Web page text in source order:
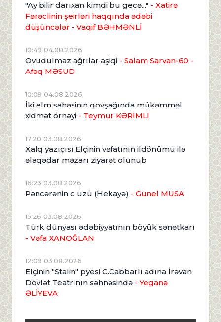
"Ay bilir darıxan kimdi bu gecə..." - Xatirə
Fərəclinin şeirləri haqqında ədəbi
düşüncələr - Vaqif BƏHMƏNLİ
10:49 04.08.2026
Ovudulmaz ağrılar aşiqi - Salam Sarvan-60 -
Afaq MƏSUD
10:09 04.08.2026
İki elm sahəsinin qovşağında mükəmməl
xidmət örnəyi - Teymur KƏRİMLİ
17:20 03.08.2026
Xalq yazıçısı Elçinin vəfatının ildönümü ilə
əlaqədar məzarı ziyarət olunub
16:23 03.08.2026
Pəncərənin o üzü (Hekayə) - Günel MUSA
15:26 03.08.2026
Türk dünyası ədəbiyyatının böyük sənətkarı
- Vəfa XANOĞLAN
12:09 03.08.2026
Elçinin "Stalin" pyesi C.Cabbarlı adına İrəvan
Dövlət Teatrının səhnəsində - Yeganə
ƏLİYEVA